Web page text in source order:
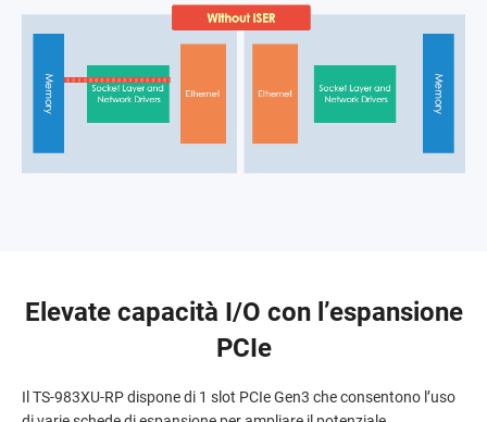
Elevate capacità I/O con l’espansione
PCIe
Il TS-983XU-RP dispone di 1 slot PCIe Gen3 che consentono l’uso